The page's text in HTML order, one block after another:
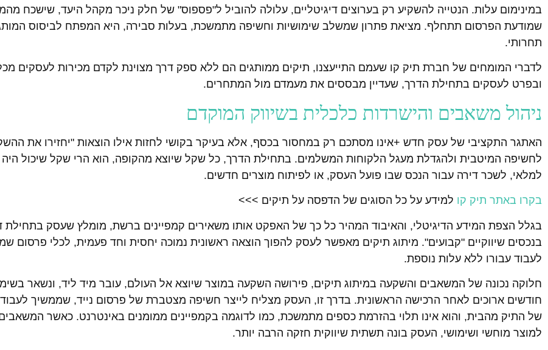
במינימום עלות. הנטייה להשקיע רק בערוצים דיגיטליים, עלולה להוביל ל"פספוס" של חלק ניכר מקהל היעד, שישכח
שמודעת הפרסום תתחלף. מציאת פתרון שמשלב שימושיות וחשיפה מתמשכת, בעלות סבירה, היא המפתח לביסוס
תחרותי.
לדברי המומחים של חברת תיק קו שעמם התייעצנו, תיקים ממותגים הם ללא ספק דרך מצוינת לקדם מכירות לעסקים
ובפרט לעסקים בתחילת הדרך, שעדיין מבססים את מעמדם מול המתחרים.
ניהול משאבים והישרדות כלכלית בשיווק המוקדם
האתגר התקציבי של עסק חדש +אינו מסתכם רק במחסור בכסף, אלא בעיקר בקושי לחזות אילו הוצאות "יחזירו את
לחשיפה המיטבית ולהגדלת מעגל הלקוחות המשלמים. בתחילת הדרך, כל שקל שיוצא מהקופה, הוא הרי שקל שיכול
למלאי, לשכר דירה עבור הנכס שבו פועל העסק, או לפיתוח מוצרים חדשים.
בקרו באתר תיק קו למידע על כל הסוגים של הדפסה על תיקים >>>
בגלל הצפת המידע הדיגיטלי, והאיבוד המהיר כל כך של האפקט אותו משאירים קמפיינים ברשת, מומלץ שעסק בתחילת
בנכסים שיווקיים "קבועים". מיתוג תיקים מאפשר לעסק להפוך הוצאה ראשונית נמוכה יחסית וחד פעמית, לכלי פרסום
לעבוד עבורו ללא עלות נוספת.
חלוקה נכונה של המשאבים והשקעה במיתוג תיקים, פירושה השקעה במוצר שיוצא אל העולם, עובר מיד ליד, ונשאר
חודשים ארוכים לאחר הרכישה הראשונית. בדרך זו, העסק מצליח לייצר חשיפה מצטברת של פרסום נייד, שממשיך
של התיק מהבית, והוא אינו תלוי בהזרמת כספים מתמשכת, כמו לדוגמה בקמפיינים ממומנים באינטרנט. כאשר
למוצר מוחשי ושימושי, העסק בונה תשתית שיווקית חזקה הרבה יותר.